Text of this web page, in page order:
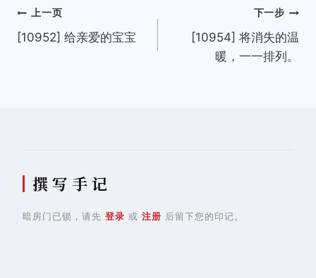
文
章
上一页
[10952] 给亲爱的宝宝
下一步
[10954] 将消失的温
暖，一一排列。
撰 写 手 记
暗房门已锁，请先 登录 或 注册 后留下您的印记。